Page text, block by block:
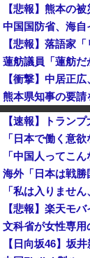
【悲報】楽天モ
【日向坂46】坂